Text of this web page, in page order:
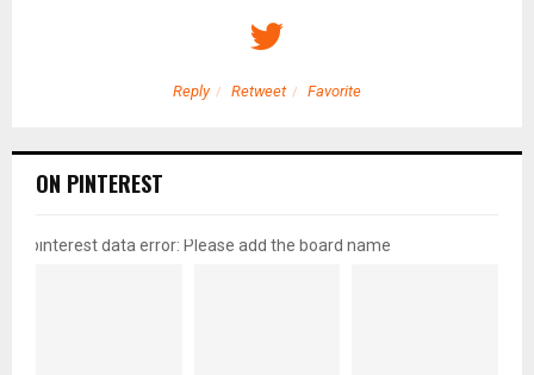
Reply Retweet Favorite
ON PINTEREST
pinterest data error: Please add the board name